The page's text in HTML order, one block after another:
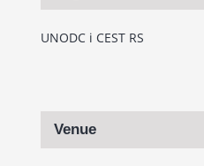
UNODC i CEST RS
Venue